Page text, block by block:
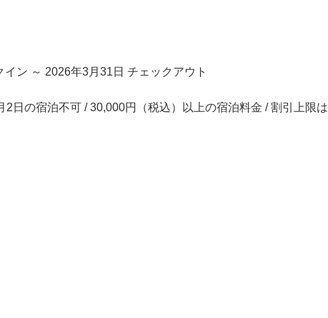
ン ～ 2026年3月31日 チェックアウト
日の宿泊不可 / 30,000円（税込）以上の宿泊料金 / 割引上限は